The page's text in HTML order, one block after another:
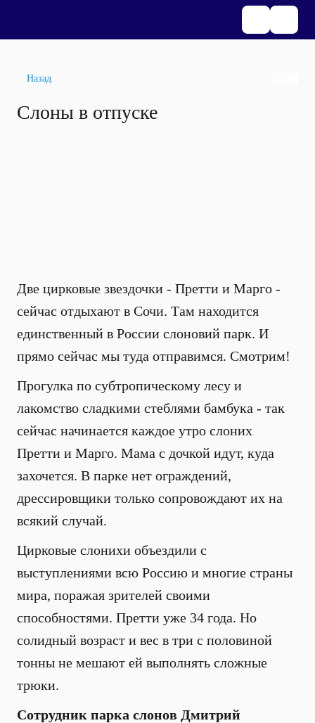
Назад
Слоны в отпуске
Две цирковые звездочки - Претти и Марго -
сейчас отдыхают в Сочи. Там находится
единственный в России слоновий парк. И
прямо сейчас мы туда отправимся. Смотрим!
Прогулка по субтропическому лесу и
лакомство сладкими стеблями бамбука - так
сейчас начинается каждое утро слоних
Претти и Марго. Мама с дочкой идут, куда
захочется. В парке нет ограждений,
дрессировщики только сопровождают их на
всякий случай.
Цирковые слонихи объездили с
выступлениями всю Россию и многие страны
мира, поражая зрителей своими
способностями. Претти уже 34 года. Но
солидный возраст и вес в три с половиной
тонны не мешают ей выполнять сложные
трюки.
Сотрудник парка слонов Дмитрий